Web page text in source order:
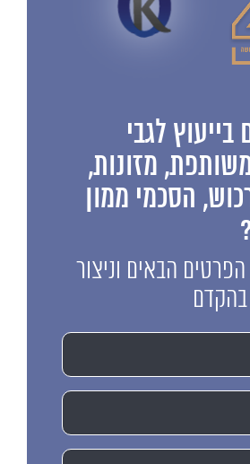
בייעוץ לגבי
מזונות,
הסכמי ממון
הבאים וניצור